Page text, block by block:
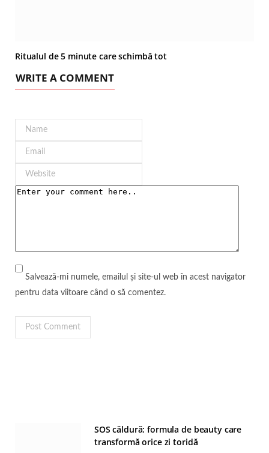
Ritualul de 5 minute care schimbă tot
WRITE A COMMENT
Salvează-mi numele, emailul și site-ul web în acest navigator
pentru data viitoare când o să comentez.
SOS căldură: formula de beauty care
transformă orice zi toridă